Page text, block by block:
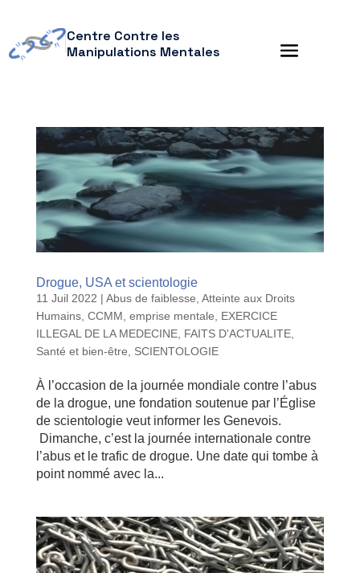
Centre Contre les
Manipulations Mentales
Drogue, USA et scientologie
11 Juil 2022 | Abus de faiblesse Atteinte aux Droits
Humains, CCMM emprise mentale
EXERCICE
ILLEGAL DE LA MEDECINE, FAITS D'ACTUALITE,
Santé et bien-être
SCIENTOLOGIE
À l’occasion de la journée mondiale contre l’abus
de la drogue, une fondation soutenue par l’Église
de scientologie veut informer les Genevois.
Dimanche, c’est la journée internationale contre
l’abus et le trafic de drogue. Une date qui tombe à
point nommé avec la...